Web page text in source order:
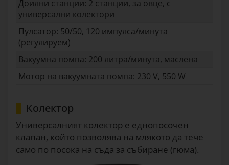
Доилни станции: 2 станции, за овце, с
универсални колектори
Пулсатор: 50/50, 120 импулса/минута
(регулируем)
Вакуумна помпа: 200 литра/минута, маслена
Мотор на вакуумната помпа: 230 V, 550 W
Колектор
Универсалният колектор е еднопосочен
клапан, който позволява на млякото да тече
само по посока на съда за събиране (гюма).